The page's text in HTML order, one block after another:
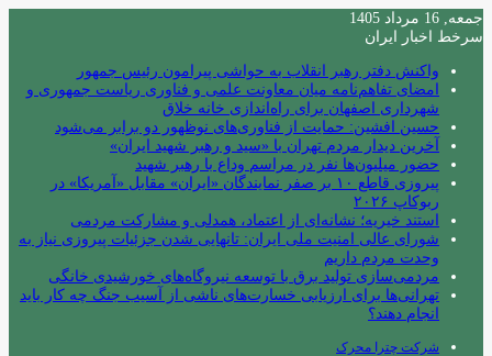
جمعه, 16 مرداد 1405
سرخط اخبار ایران
واکنش دفتر رهبر انقلاب به حواشی پیرامون رئیس جمهور
امضای تفاهم‌نامه میان معاونت علمی و فناوری ریاست جمهوری و
شهرداری اصفهان برای راه‌اندازی خانه خلاق
حسین افشین: حمایت از فناوری‌های نوظهور دو برابر می‌شود
آخرین دیدار مردم تهران با «سید و رهبر شهید ایران»
حضور میلیون‌ها نفر در مراسم وداع با رهبر شهید
پیروزی قاطع ۱۰ بر صفر نمایندگان «ایران» مقابل «آمریکا» در
ربوکاپ ۲۰۲۶
استند خیریه؛ نشانه‌ای از اعتماد، همدلی و مشارکت مردمی
شورای عالی امنیت ملی ایران: تانهایی شدن جزئیات پیروزی نیاز به
وحدت مردم داریم
مردمی‌سازی تولید برق با توسعه نیروگاه‌های خورشیدی خانگی
تهرانی‌ها برای ارزیابی خسارت‌های ناشی از آسیب جنگ چه کار باید
انجام دهند؟
شرکت چترا محرک